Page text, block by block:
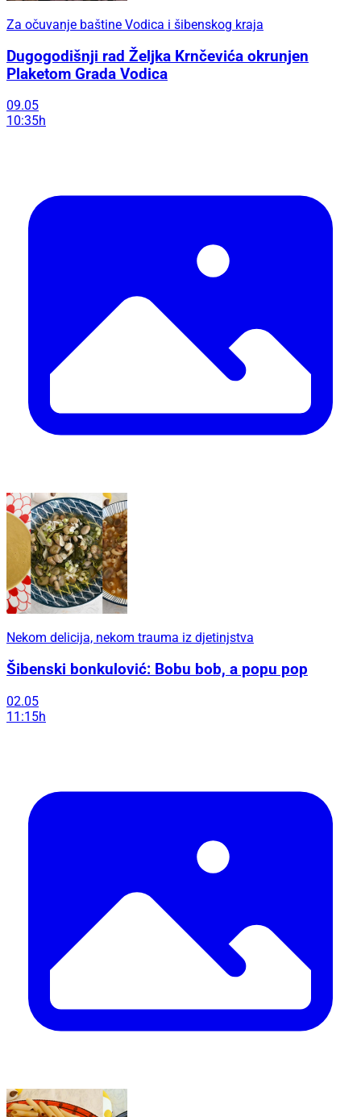
Za očuvanje baštine Vodica i šibenskog kraja
Dugogodišnji rad Željka Krnčevića okrunjen
Plaketom Grada Vodica
09.05
10:35h
Nekom delicija, nekom trauma iz djetinjstva
Šibenski bonkulović: Bobu bob, a popu pop
02.05
11:15h